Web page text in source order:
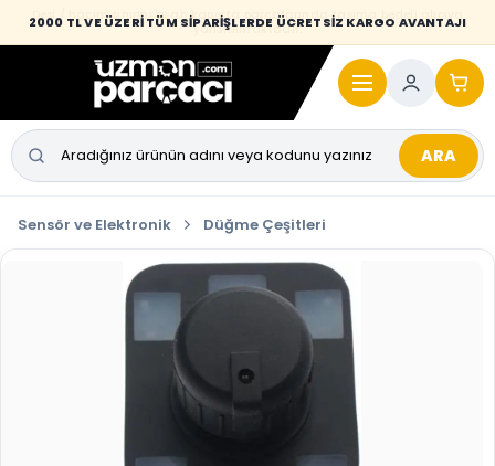
2000 TL VE ÜZERİ TÜM SİPARİŞLERDE ÜCRETSİZ KARGO AVANTAJI
Desi / hacim sınırını aşan kaporta parçalarında taşıma bedeli alıcıya
yansıtılmaktadır.
ARA
Sensör ve Elektronik Düğme Çeşitleri